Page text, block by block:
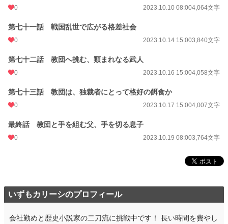
0 2023.10.10 08:004,064文字
第七十一話 戦国乱世で広がる格差社会
0 2023.10.14 15:003,840文字
第七十二話 教団へ挑む、類まれなる武人
0 2023.10.16 15:004,058文字
第七十三話 教団は、独裁者にとって格好の餌食か
0 2023.10.17 15:004,007文字
最終話 教団と手を組む父、手を切る息子
0 2023.10.19 08:003,764文字
いずもカリーシのプロフィール
会社勤めと歴史小説家の二刀流に挑戦中です！ 長い時間を費やし